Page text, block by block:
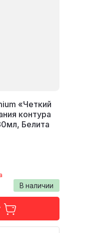
«Четкий
контура
Белита
В наличии